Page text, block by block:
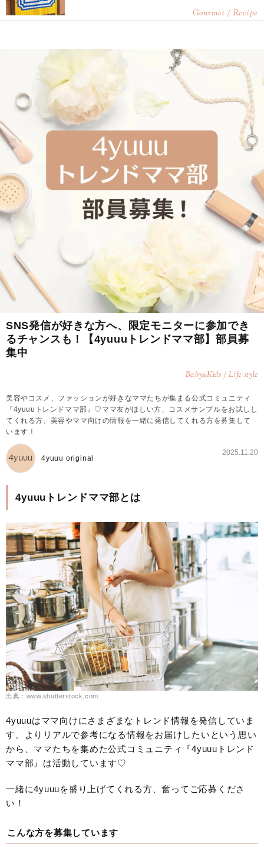
Gourmet / Recipe
SNS発信が好きな方へ、限定モニターに参加でき
るチャンスも！【4yuuuトレンドママ部】部員募
集中
Baby&Kids / Life style
美容やコスメ、ファッションが好きなママたちが集まる公式コミュニティ
『4yuuuトレンドママ部』♡ママ友がほしい方、コスメサンプルをお試しし
てくれる方、美容やママ向けの情報を一緒に発信してくれる方を募集して
います！
4yuuu original
2025.11.20
4yuuuトレンドママ部とは
出典：www.shutterstock.com
4yuuuはママ向けにさまざまなトレンド情報を発信していま
す。よりリアルで参考になる情報をお届けしたいという思い
から、ママたちを集めた公式コミュニティ『4yuuuトレンド
ママ部』は活動しています♡
一緒に4yuuuを盛り上げてくれる方、奮ってご応募くださ
い！
こんな方を募集しています